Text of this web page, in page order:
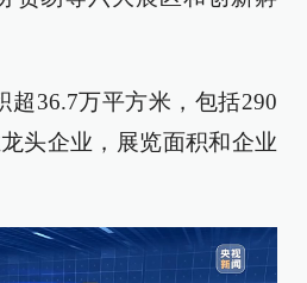
超36.7万平方米，包括290
头企业，展览面积和企业